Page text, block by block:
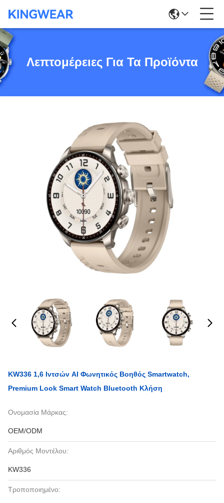
Λεπτομέρειες Για Τα Προϊόντα
KW336 1,6 Ιντσών AI Φωνητικός Βοηθός Smartwatch,
Premium Look Smart Watch Bluetooth Κλήση
Ονομασία Μάρκας:
OEM/ODM
Αριθμός Μοντέλου:
KW336
Τροποποιημένο: